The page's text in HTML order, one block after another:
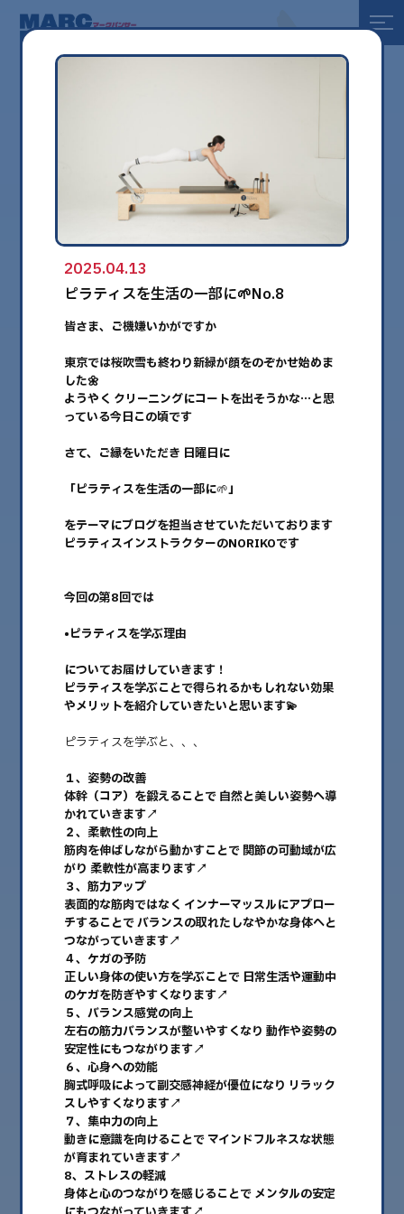
全て
健康
美容
環境
globe
2025.04.13
皆さま、ご機嫌いかがですか 東京では桜吹雪も終わり新緑が顔をのぞかせ
始めました🌼 よう……
2026.08
2026.07
2026.06
2026.05
2026.04
2026.03
2026.02
2026.01
2025.12
2025.11
2025.10
2025.09
2025.04.13
ピラティスを生活の一部に🌱No.8
皆さま、ご機嫌いかがですか
東京では桜吹雪も終わり新緑が顔をのぞかせ始めま
した🌼
ようやく クリーニングにコートを出そうかな…と思
っている今日この頃です
さて、ご縁をいただき 日曜日に
「ピラティスを生活の一部に🌱」
をテーマにブログを担当させていただいております
ピラティスインストラクターのNORIKOです
今回の第8回では
•ピラティスを学ぶ理由
についてお届けしていきます！
ピラティスを学ぶことで得られるかもしれない効果
やメリットを紹介していきたいと思います💫
ピラティスを学ぶと、、、
１、姿勢の改善
体幹（コア）を鍛えることで 自然と美しい姿勢へ導
かれていきます↗︎
２、柔軟性の向上
筋肉を伸ばしながら動かすことで 関節の可動域が広
がり 柔軟性が高まります↗︎
３、筋力アップ
表面的な筋肉ではなく インナーマッスルにアプロー
チすることで バランスの取れたしなやかな身体へと
つながっていきます↗︎
４、ケガの予防
正しい身体の使い方を学ぶことで 日常生活や運動中
のケガを防ぎやすくなります↗︎
５、バランス感覚の向上
左右の筋力バランスが整いやすくなり 動作や姿勢の
安定性にもつながります↗︎
６、心身への効能
胸式呼吸によって副交感神経が優位になり リラック
スしやすくなります↗︎
７、集中力の向上
動きに意識を向けることで マインドフルネスな状態
が育まれていきます↗︎
8、ストレスの軽減
身体と心のつながりを感じることで メンタルの安定